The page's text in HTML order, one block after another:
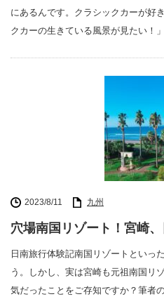
にあるんです。クラシックカーが好
クカーの生きている風景が見たい！
2023/8/11 九州
穴場南国リゾート！宮崎
日南旅行体験記南国リゾートといっ
う。しかし、実は宮崎も元祖南国リ
気だったことをご存知ですか？筆者